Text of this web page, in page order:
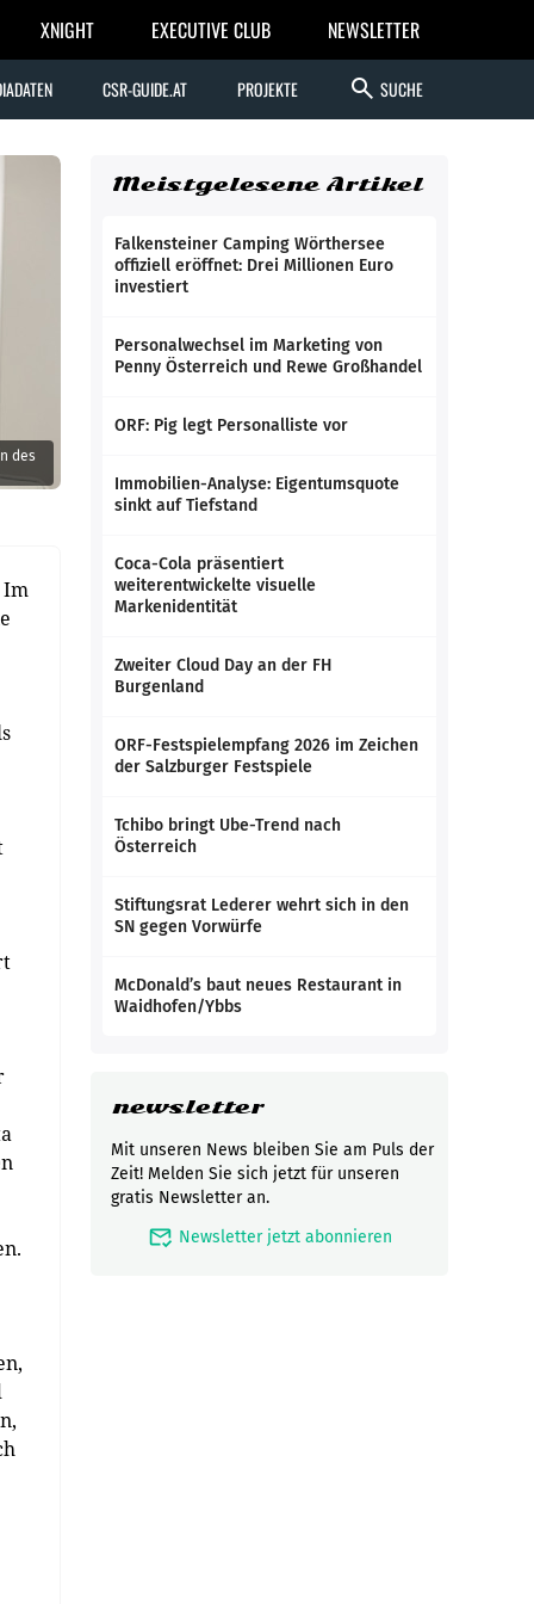
XNIGHT EXECUTIVE CLUB NEWSLETTER
CSR-GUIDE.AT PROJEKTE search SUCHE
des
Im
Meistgelesene Artikel
Falkensteiner Camping Wörthersee
offiziell eröffnet: Drei Millionen Euro
investiert
Personalwechsel im Marketing von
Penny Österreich und Rewe Großhandel
ORF: Pig legt Personalliste vor
Immobilien-Analyse: Eigentumsquote
sinkt auf Tiefstand
Coca-Cola präsentiert
weiterentwickelte visuelle
Markenidentität
Zweiter Cloud Day an der FH
Burgenland
ORF-Festspielempfang 2026 im Zeichen
der Salzburger Festspiele
Tchibo bringt Ube-Trend nach
Österreich
Stiftungsrat Lederer wehrt sich in den
SN gegen Vorwürfe
McDonald’s baut neues Restaurant in
Waidhofen/Ybbs
newsletter
Mit unseren News bleiben Sie am Puls der
Zeit! Melden Sie sich jetzt für unseren
gratis Newsletter an.
mark_email_read Newsletter jetzt abonnieren